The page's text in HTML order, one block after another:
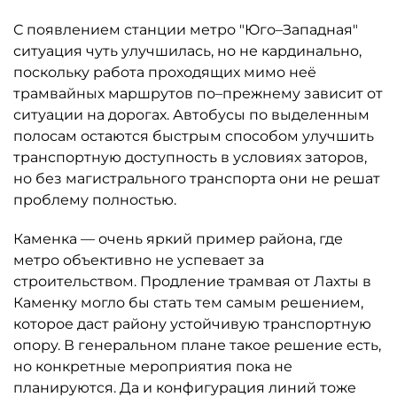
С появлением станции метро "Юго–Западная"
ситуация чуть улучшилась, но не кардинально,
поскольку работа проходящих мимо неё
трамвайных маршрутов по–прежнему зависит от
ситуации на дорогах. Автобусы по выделенным
полосам остаются быстрым способом улучшить
транспортную доступность в условиях заторов,
но без магистрального транспорта они не решат
проблему полностью.
Каменка — очень яркий пример района, где
метро объективно не успевает за
строительством. Продление трамвая от Лахты в
Каменку могло бы стать тем самым решением,
которое даст району устойчивую транспортную
опору. В генеральном плане такое решение есть,
но конкретные мероприятия пока не
планируются. Да и конфигурация линий тоже